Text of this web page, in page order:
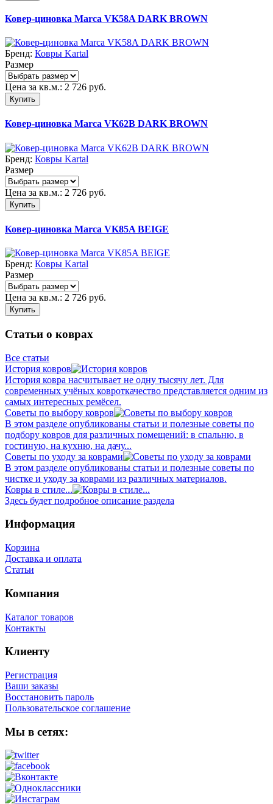
Ковер-циновка Marca VK58A DARK BROWN
Бренд: Ковры Kartal
Размер
Цена за кв.м.: 2 726 руб.
Купить
Ковер-циновка Marca VK62B DARK BROWN
Бренд: Ковры Kartal
Размер
Цена за кв.м.: 2 726 руб.
Купить
Ковер-циновка Marca VK85A BEIGE
Бренд: Ковры Kartal
Размер
Цена за кв.м.: 2 726 руб.
Купить
Статьи о коврах
Все статьи
История ковров
История ковра насчитывает не одну тысячу лет. Для
современных учёных ковроткачество представляется одним из
самых интересных ремёсел.
Советы по выбору ковров
В этом разделе опубликованы статьи и полезные советы по
подбору ковров для различных помещений: в спальню, в
гостиную, на кухню, на дачу...
Советы по уходу за коврами
В этом разделе опубликованы статьи и полезные советы по
чистке и уходу за коврами из различных материалов.
Ковры в стиле...
Здесь будет подробное описание раздела
Информация
Корзина
Доставка и оплата
Статьи
Компания
Каталог товаров
Контакты
Клиенту
Регистрация
Ваши заказы
Восстановить пароль
Пользовательское соглашение
Мы в сетях: